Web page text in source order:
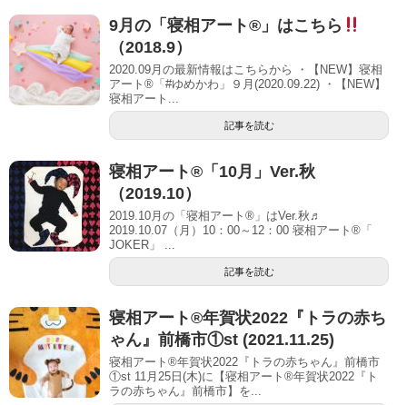
9月の「寝相アート®」はこちら
（2018.9）
2020.09月の最新情報はこちらから ・【NEW】寝相
アート®「#ゆめかわ」９月(2020.09.22) ・【NEW】
寝相アート...
記事を読む
寝相アート®「10月」Ver.秋
（2019.10）
2019.10月の「寝相アート®」はVer.秋♬
2019.10.07（月）10：00～12：00 寝相アート®「
JOKER」 ...
記事を読む
寝相アート®︎年賀状2022『トラの赤ち
ゃん』前橋市①st (2021.11.25)
寝相アート®年賀状2022『トラの赤ちゃん』前橋市
①st 11月25日(木)に【寝相アート®︎年賀状2022『ト
ラの赤ちゃん』前橋市】を...